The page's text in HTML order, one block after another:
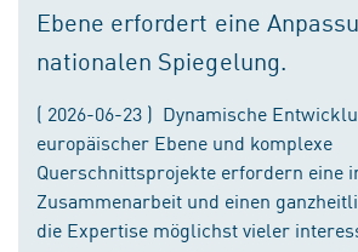
Ebene erfordert eine
nationalen Spiegelung.
( 2026-06-23 ) Dynamische
europäischer Ebene und komplexe
Querschnittsprojekte erfordern eine
Zusammenarbeit und einen
die Expertise möglichst vieler